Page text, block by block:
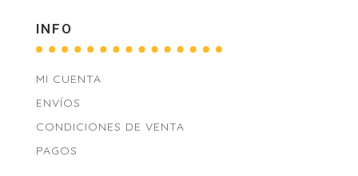
INFO
MI CUENTA
ENVÍOS
CONDICIONES DE VENTA
PAGOS